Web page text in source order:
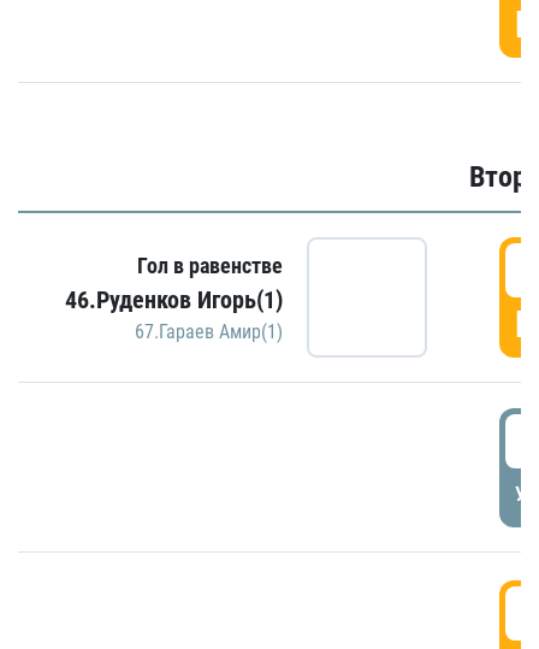
Гол в равенстве
46.Руденков Игорь(1)
67.Гараев Амир(1)